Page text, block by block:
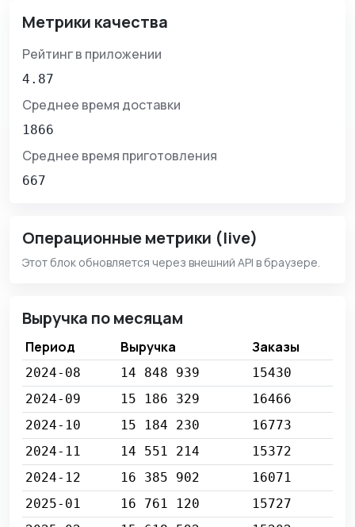
Метрики качества
Рейтинг в приложении
4.87
Среднее время доставки
1866
Среднее время приготовления
667
Операционные метрики (live)
Этот блок обновляется через внешний API в браузере.
Выручка по месяцам
Период Выручка Заказы
2024-08 14 848 939
15430
2024-09
15 186 329
16466
2024-10
15 184 230
16773
2024-11
14 551 214
15372
2024-12
16 385 902
16071
2025-01
16 761 120
15727